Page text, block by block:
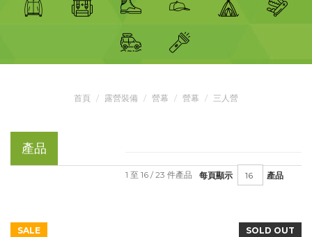
首頁 露營裝備 營幕 營幕 三人營
產品
每頁顯示 產品
1 至 16 / 23 件產品
SALE
SOLD OUT